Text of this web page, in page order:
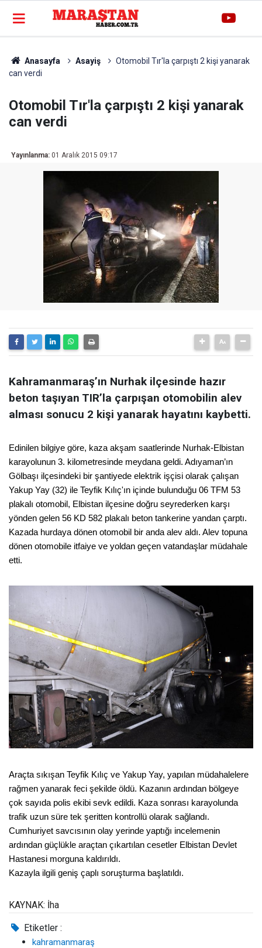
Anasayfa Asayiş
Otomobil Tır'la çarpıştı 2 kişi yanarak
can verdi
Otomobil Tır'la çarpıştı 2 kişi yanarak
can verdi
Yayınlanma: 01 Aralık 2015 09:17
Kahramanmaraş’ın Nurhak ilçesinde hazır
beton taşıyan TIR’la çarpışan otomobilin alev
alması sonucu 2 kişi yanarak hayatını kaybetti.
Edinilen bilgiye göre, kaza akşam saatlerinde Nurhak-Elbistan
karayolunun 3. kilometresinde meydana geldi. Adıyaman’ın
Gölbaşı ilçesindeki bir şantiyede elektrik işçisi olarak çalışan
Yakup Yay (32) ile Teyfik Kılıç'ın içinde bulunduğu 06 TFM 53
plakalı otomobil, Elbistan ilçesine doğru seyrederken karşı
yönden gelen 56 KD 582 plakalı beton tankerine yandan çarptı.
Kazada hurdaya dönen otomobil bir anda alev aldı. Alev topuna
dönen otomobile itfaiye ve yoldan geçen vatandaşlar müdahale
etti.
Araçta sıkışan Teyfik Kılıç ve Yakup Yay, yapılan müdahalelere
rağmen yanarak feci şekilde öldü. Kazanın ardından bölgeye
çok sayıda polis ekibi sevk edildi. Kaza sonrası karayolunda
trafik uzun süre tek şeritten kontrollü olarak sağlandı.
Cumhuriyet savcısının olay yerinde yaptığı incelemenin
ardından güçlükle araçtan çıkartılan cesetler Elbistan Devlet
Hastanesi morguna kaldırıldı.
Kazayla ilgili geniş çaplı soruşturma başlatıldı.
KAYNAK: İha
Etiketler :
kahramanmaraş